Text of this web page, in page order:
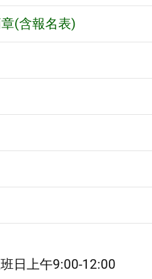
(含報名表)
日上午9:00-12:00